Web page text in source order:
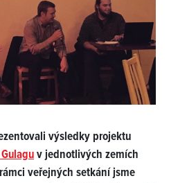
výsledky projektu
v jednotlivých zemích
veřejných setkání jsme